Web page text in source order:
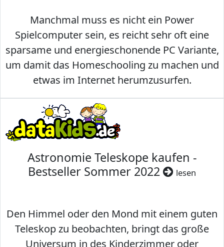
Manchmal muss es nicht ein Power
Spielcomputer sein, es reicht sehr oft eine
sparsame und energieschonende PC Variante,
um damit das Homeschooling zu machen und
etwas im Internet herumzusurfen.
Astronomie Teleskope kaufen -
Bestseller Sommer 2022
lesen
Den Himmel oder den Mond mit einem guten
Teleskop zu beobachten, bringt das große
Universum in des Kinderzimmer oder